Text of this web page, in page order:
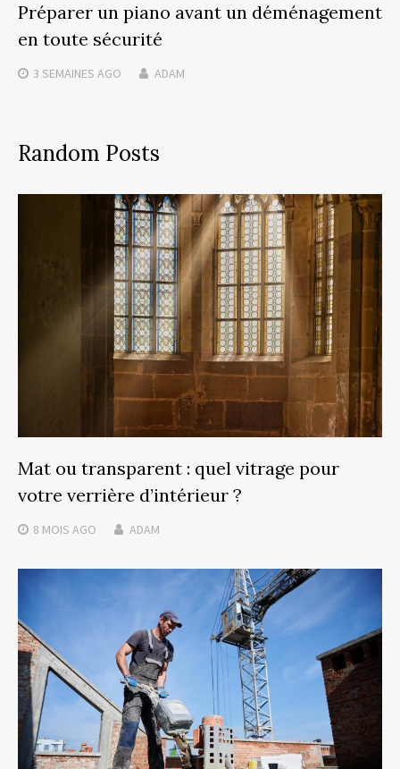
Préparer un piano avant un déménagement
en toute sécurité
3 SEMAINES AGO ADAM
Random Posts
Mat ou transparent : quel vitrage pour
votre verrière d’intérieur ?
8 MOIS AGO ADAM